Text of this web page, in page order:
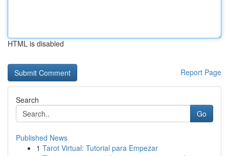
HTML is disabled
Report Page
Search
Go
Published News
1 Tarot Virtual: Tutorial para Empezar